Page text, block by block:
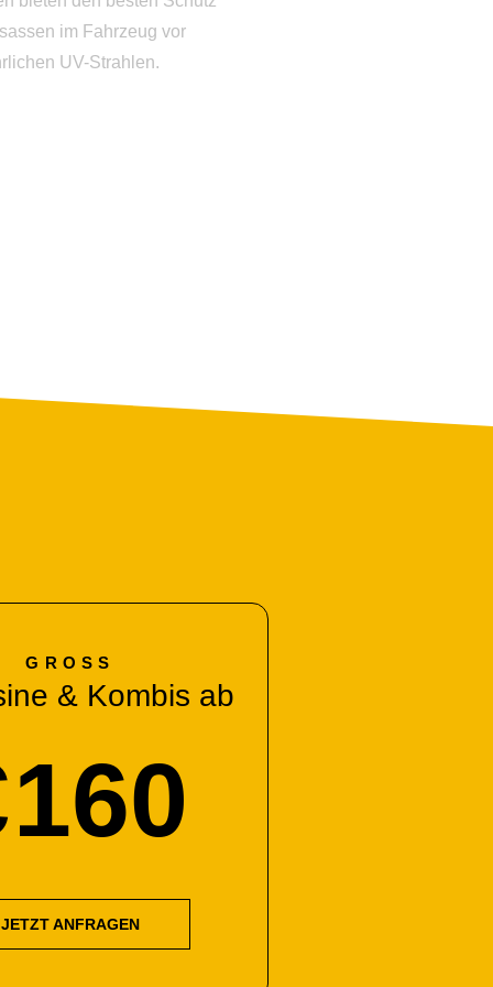
im Fahrzeug vor
UV-Strahlen.
GROSS
& Kombis ab
160
JETZT ANFRAGEN